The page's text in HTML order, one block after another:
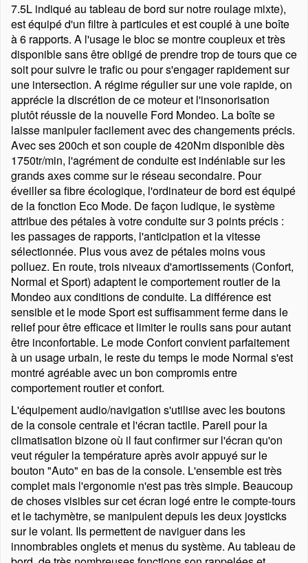
7.5L indiqué au tableau de bord sur notre roulage mixte),
est équipé d'un filtre à particules et est couplé à une boîte
à 6 rapports. A l'usage le bloc se montre coupleux et très
disponible sans être obligé de prendre trop de tours que ce
soit pour suivre le trafic ou pour s'engager rapidement sur
une intersection. A régime régulier sur une voie rapide, on
apprécie la discrétion de ce moteur et l'insonorisation
plutôt réussie de la nouvelle Ford Mondeo. La boîte se
laisse manipuler facilement avec des changements précis.
Avec ses 200ch et son couple de 420Nm disponible dès
1750tr/min, l'agrément de conduite est indéniable sur les
grands axes comme sur le réseau secondaire. Pour
éveiller sa fibre écologique, l'ordinateur de bord est équipé
de la fonction Eco Mode. De façon ludique, le système
attribue des pétales à votre conduite sur 3 points précis :
les passages de rapports, l'anticipation et la vitesse
sélectionnée. Plus vous avez de pétales moins vous
polluez. En route, trois niveaux d'amortissements (Confort,
Normal et Sport) adaptent le comportement routier de la
Mondeo aux conditions de conduite. La différence est
sensible et le mode Sport est suffisamment ferme dans le
relief pour être efficace et limiter le roulis sans pour autant
être inconfortable. Le mode Confort convient parfaitement
à un usage urbain, le reste du temps le mode Normal s'est
montré agréable avec un bon compromis entre
comportement routier et confort.
L'équipement audio/navigation s'utilise avec les boutons
de la console centrale et l'écran tactile. Pareil pour la
climatisation bizone où il faut confirmer sur l'écran qu'on
veut réguler la température après avoir appuyé sur le
bouton Auto en bas de la console. L'ensemble est très
complet mais l'ergonomie n'est pas très simple. Beaucoup
de choses visibles sur cet écran logé entre le compte-tours
et le tachymètre, se manipulent depuis les deux joysticks
sur le volant. Ils permettent de naviguer dans les
innombrables onglets et menus du système. Au tableau de